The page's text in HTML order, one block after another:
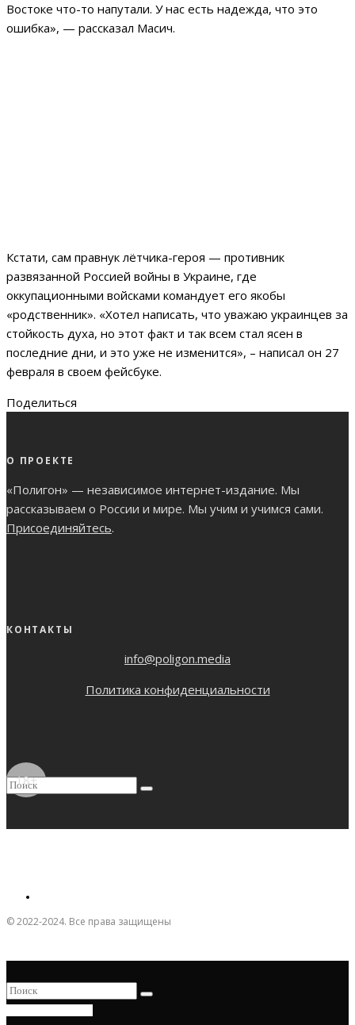
Востоке что-то напутали. У нас есть надежда, что это
ошибка», — рассказал Масич.
Кстати, сам правнук лётчика-героя — противник
развязанной Россией войны в Украине, где
оккупационными войсками командует его якобы
«родственник». «Хотел написать, что уважаю украинцев за
стойкость духа, но этот факт и так всем стал ясен в
последние дни, и это уже не изменится», – написал он 27
февраля в своем фейсбуке.
Поделиться
О ПРОЕКТЕ
«Полигон» — независимое интернет-издание. Мы
рассказываем о России и мире. Мы учим и учимся сами.
Присоединяйтесь.
КОНТАКТЫ
info@poligon.media
Политика конфиденциальности
18+
© 2022-2024. Все права защищены